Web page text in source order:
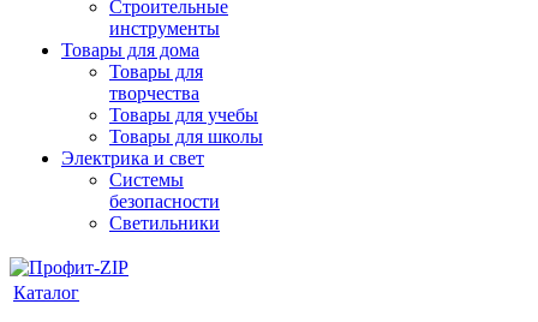
Строительные
инструменты
Товары для дома
Товары для
творчества
Товары для учебы
Товары для школы
Электрика и свет
Системы
безопасности
Светильники
Каталог